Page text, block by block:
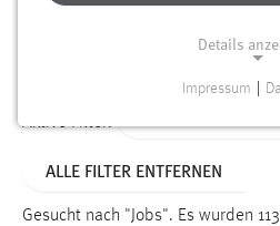
Aktive Filter:
ALLE FILTER ENTFERNEN
Gesucht nach "Jobs". Es wurden
Details
Funktionen und sind für die
Impressum